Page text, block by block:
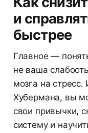
и
быстрее
Главное —
не ваша
мозга на стресс.
Хубермана, вы
свои привычки,
систему и